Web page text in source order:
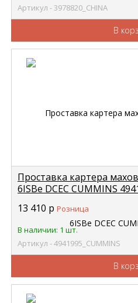
Артикул - 3978820_CHINA
В
Проставка картера
6ISBe DCEC CUMMINS
13 410 р Розница
В наличии: 1 шт.
Артикул - 4941995_CUMMINS
В